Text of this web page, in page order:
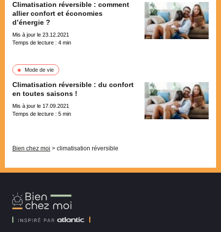
Climatisation réversible : comment
allier confort et économies
d’énergie ?
Mis à jour le 23.12.2021
Temps de lecture : 4 min
Mode de vie
Climatisation réversible : du confort
en toutes saisons !
Mis à jour le 17.09.2021
Temps de lecture : 5 min
Bien chez moi > climatisation réversible
Bien
Chez